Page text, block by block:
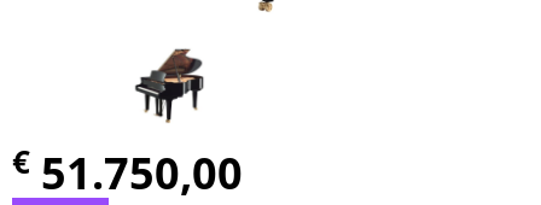
€ 51.750,00